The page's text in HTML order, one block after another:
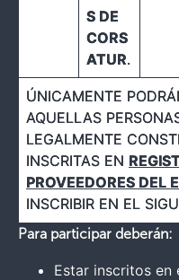
S DE
CORS
ATUR.
ÚNICAMENTE
AQUELLAS
LEGALMENTE
INSCRITAS EN
PROVEEDORES DEL
INSCRIBIR EN EL
Para participar deberán:
Estar inscritos en